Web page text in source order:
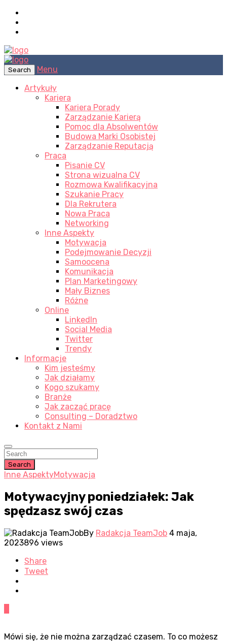
Search
Menu
Artykuły
Kariera
Kariera Porady
Zarządzanie Karierą
Pomoc dla Absolwentów
Budowa Marki Osobistej
Zarządzanie Reputacją
Praca
Pisanie CV
Strona wizualna CV
Rozmowa Kwalifikacyjna
Szukanie Pracy
Dla Rekrutera
Nowa Praca
Networking
Inne Aspekty
Motywacja
Podejmowanie Decyzji
Samoocena
Komunikacja
Plan Marketingowy
Mały Biznes
Różne
Online
LinkedIn
Social Media
Twitter
Trendy
Informacje
Kim jesteśmy
Jak działamy
Kogo szukamy
Branże
Jak zacząć pracę
Consulting – Doradztwo
Kontakt z Nami
Search
Inne AspektyMotywacja
Motywacyjny poniedziałek: Jak
spędzasz swój czas
By Radakcja TeamJob 4 maja,
2023896 views
Share
Tweet
Mówi się, że nie można zarządzać czasem. To co możesz